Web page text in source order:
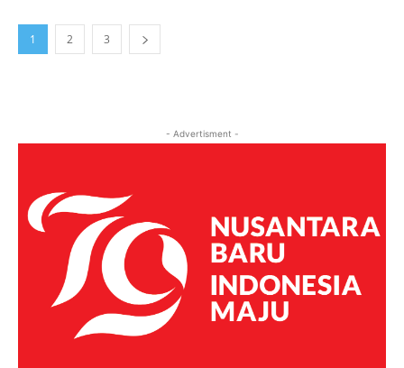
1 2 3
- Advertisment -